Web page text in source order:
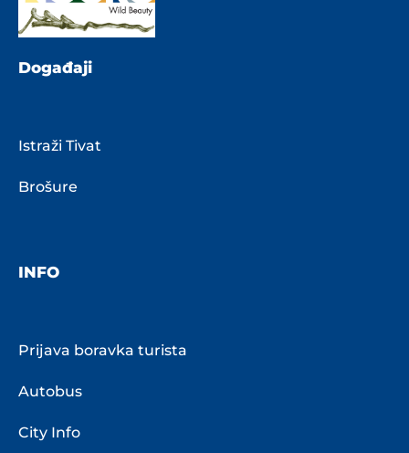
Događaji
Istraži Tivat
Brošure
INFO
Prijava boravka turista
Autobus
City Info